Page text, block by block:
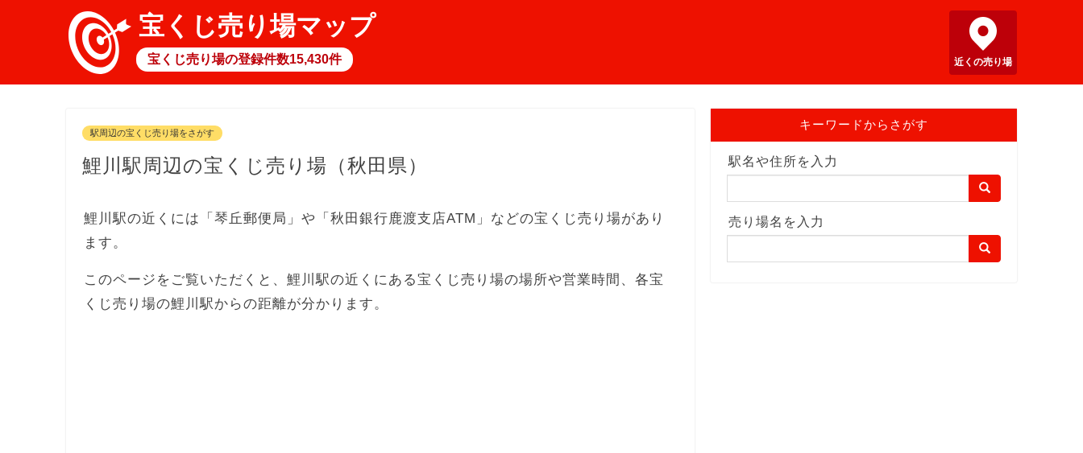
宝くじ売り場マップ
宝くじ売り場の登録件数15,430件 近くの売り場
駅周辺の宝くじ売り場をさがす
鯉川駅周辺の宝くじ売り場（秋田県）
鯉川駅の近くには「琴丘郵便局」や「秋田銀行鹿渡支店ATM」などの宝くじ売り場があり
ます。
このページをご覧いただくと、鯉川駅の近くにある宝くじ売り場の場所や営業時間、各宝
くじ売り場の鯉川駅からの距離が分かります。
キーワードからさがす
駅名や住所を入力
売り場名を入力